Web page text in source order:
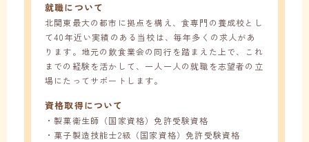
就職について
北関東最大の都市に拠点を構え、食専門の養成校とし
て40年近い実績のある当校は、毎年多くの求人があ
ります。地元の飲食業会の同行を踏まえた上で、これ
までの経験を活かして、一人一人の就職を志望者の立
場にたってサポートします。
資格取得について
・製菓衛生師（国家資格）免許受験資格
・菓子製造技能士2級（国家資格）免許受験資格